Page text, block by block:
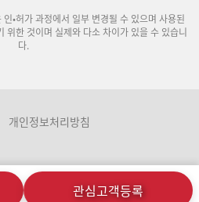
•허가 과정에서 일부 변경될 수 있으며 사용된
위한 것이며 실제와 다소 차이가 있을 수 있습니
다.
개인정보처리방침
관심고객등록
분양관련사이트